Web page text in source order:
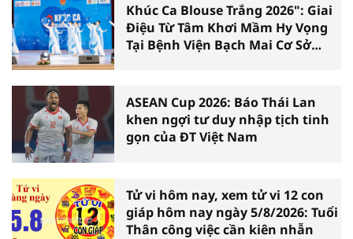
Khúc Ca Blouse Trắng 2026": Giai
Điệu Từ Tâm Khơi Mầm Hy Vọng
Tại Bệnh Viện Bạch Mai Cơ Sở
ASEAN Cup 2026: Báo Thái Lan
khen ngợi tư duy nhập tịch tinh
gọn của ĐT Việt Nam
Tử vi hôm nay, xem tử vi 12 con
giáp hôm nay ngày 5/8/2026: Tuổi
Thân công việc cần kiên nhẫn